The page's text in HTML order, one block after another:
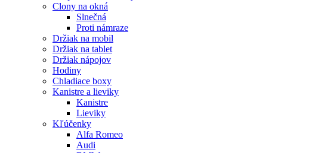
Clony na okná
Slnečná
Proti námraze
Držiak na mobil
Držiak na tablet
Držiak nápojov
Hodiny
Chladiace boxy
Kanistre a lieviky
Kanistre
Lieviky
Kľúčenky
Alfa Romeo
Audi